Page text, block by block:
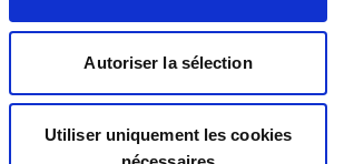
Autoriser la sélection
Utiliser uniquement les cookies